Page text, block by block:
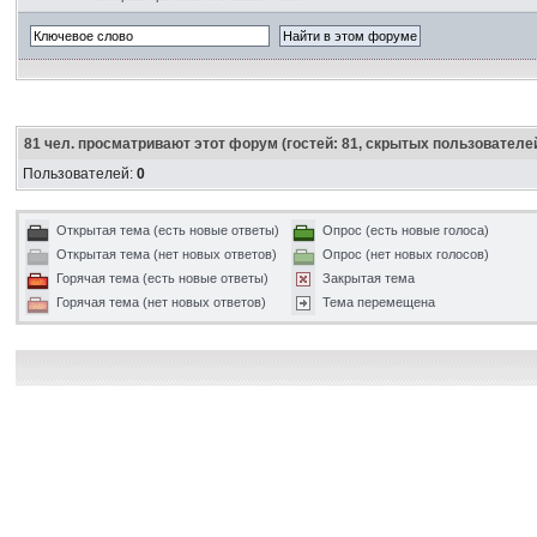
81 чел. просматривают этот форум (гостей: 81, скрытых
Пользователей:0
Открытая тема (есть новые ответы)
Открытая тема (нет новых ответов)
Горячая тема (есть новые ответы)
Горячая тема (нет новых ответов)
Опрос (есть новые голоса)
Опрос (нет новых голосов)
Закрытая тема
Тема перемещена